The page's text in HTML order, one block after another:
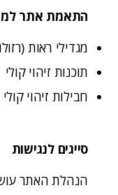
התאמת אתר
מגדילי ראות
תוכנות זיהוי קולי
חבילות זיהוי
סייגים לנגישות
הנהלת האתר